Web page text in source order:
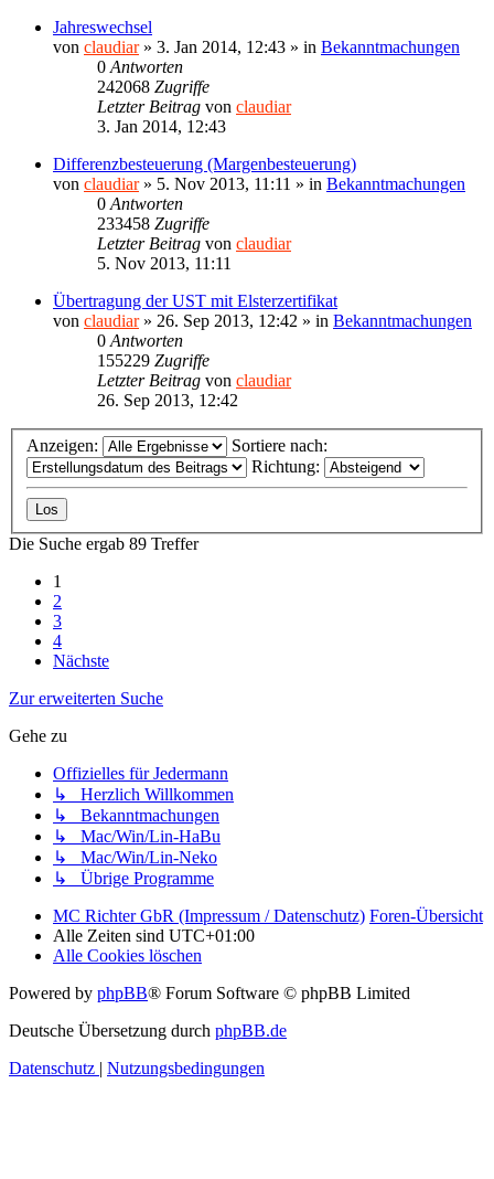
Jahreswechsel
von claudiar» 3. Jan 2014, 12:43 » in Bekanntmachungen
0 Antworten
242068 Zugriffe
Letzter Beitrag von claudiar
3. Jan 2014, 12:43
Differenzbesteuerung (Margenbesteuerung)
von claudiar» 5. Nov 2013, 11:11 » in Bekanntmachungen
0 Antworten
233458 Zugriffe
Letzter Beitrag von claudiar
5. Nov 2013, 11:11
Übertragung der UST mit Elsterzertifikat
von claudiar» 26. Sep 2013, 12:42 » in Bekanntmachungen
0 Antworten
155229 Zugriffe
Letzter Beitrag von claudiar
26. Sep 2013, 12:42
Anzeigen:
Sortiere nach:
Richtung:
Die Suche ergab 89 Treffer
1
2
3
4
Nächste
Zur erweiterten Suche
Gehe zu
Offizielles für Jedermann
↳ Herzlich Willkommen
↳ Bekanntmachungen
↳ Mac/Win/Lin-HaBu
↳ Mac/Win/Lin-Neko
↳ Übrige Programme
MC Richter GbR (Impressum / Datenschutz) Foren-Übersicht
Alle Zeiten sind UTC+01:00
Alle Cookies löschen
Powered by phpBB® Forum Software © phpBB Limited
Deutsche Übersetzung durch phpBB.de
Datenschutz
Nutzungsbedingungen